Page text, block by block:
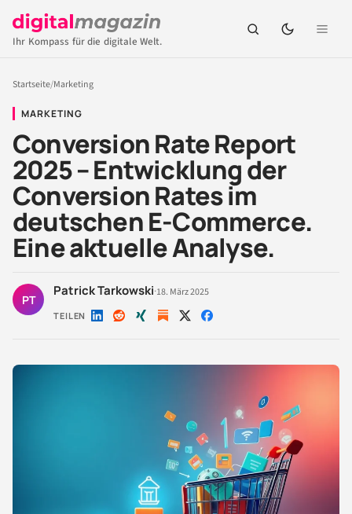
Ihr Kompass für die digitale Welt.
Startseite/Marketing
MARKETING
Conversion Rate Report
2025 – Entwicklung der
Conversion Rates im
deutschen E-Commerce.
Eine aktuelle Analyse.
PT
Patrick Tarkowski·18. März 2025
TEILEN Auf Auf Auf Auf Auf